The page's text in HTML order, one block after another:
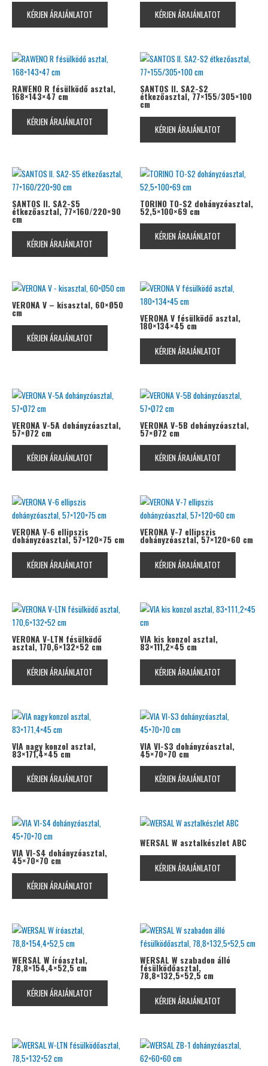
KÉRJEN ÁRAJÁNLATOT KÉRJEN ÁRAJÁNLATOT
RAWENO R fésülködő asztal,
168×143×47 cm
KÉRJEN ÁRAJÁNLATOT
SANTOS II. SA2-S2
étkezőasztal, 77×155/305×100
cm
KÉRJEN ÁRAJÁNLATOT
SANTOS II. SA2-S5
étkezőasztal, 77×160/220×90
cm
KÉRJEN ÁRAJÁNLATOT
TORINO TO-S2 dohányzóasztal,
52,5×100×69 cm
KÉRJEN ÁRAJÁNLATOT
VERONA V – kisasztal, 60×Ø50
cm
KÉRJEN ÁRAJÁNLATOT
VERONA V fésülködő asztal,
180×134×45 cm
KÉRJEN ÁRAJÁNLATOT
VERONA V-5A dohányzóasztal,
57×Ø72 cm
KÉRJEN ÁRAJÁNLATOT
VERONA V-5B dohányzóasztal,
57×Ø72 cm
KÉRJEN ÁRAJÁNLATOT
VERONA V-6 ellipszis
dohányzóasztal, 57×120×75 cm
KÉRJEN ÁRAJÁNLATOT
VERONA V-7 ellipszis
dohányzóasztal, 57×120×60 cm
KÉRJEN ÁRAJÁNLATOT
VERONA V-LTN fésülködő
asztal, 170,6×132×52 cm
KÉRJEN ÁRAJÁNLATOT
VIA kis konzol asztal,
83×111,2×45 cm
KÉRJEN ÁRAJÁNLATOT
VIA nagy konzol asztal,
83×171,4×45 cm
KÉRJEN ÁRAJÁNLATOT
VIA VI-S3 dohányzóasztal,
45×70×70 cm
KÉRJEN ÁRAJÁNLATOT
VIA VI-S4 dohányzóasztal,
45×70×70 cm
KÉRJEN ÁRAJÁNLATOT
WERSAL W asztalkészlet ABC
KÉRJEN ÁRAJÁNLATOT
WERSAL W íróasztal,
78,8×154,4×52,5 cm
KÉRJEN ÁRAJÁNLATOT
WERSAL W szabadon álló
fésülködőasztal,
78,8×132,5×52,5 cm
KÉRJEN ÁRAJÁNLATOT